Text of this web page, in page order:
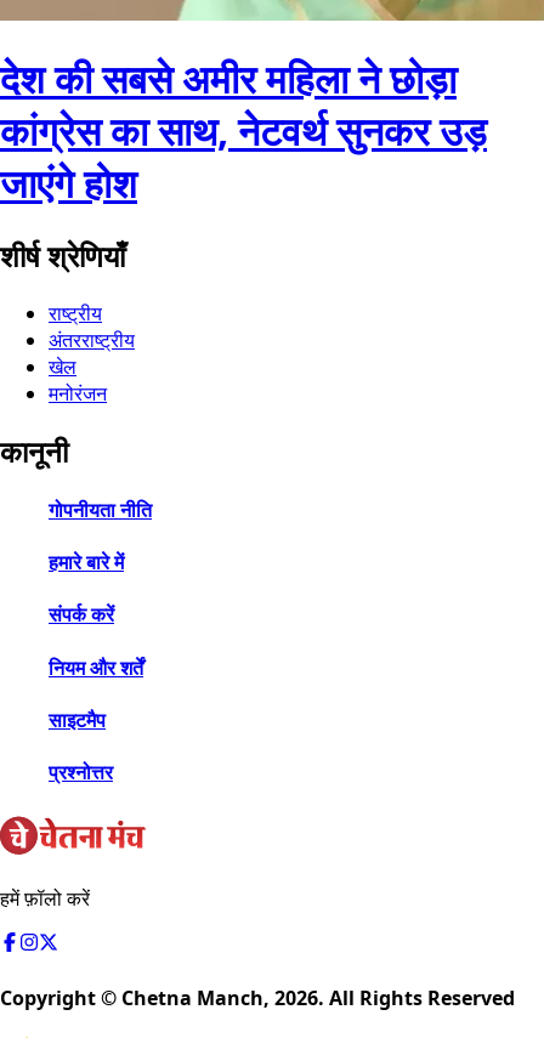
देश की सबसे अमीर महिला ने छोड़ा
कांग्रेस का साथ, नेटवर्थ सुनकर उड़
जाएंगे होश
शीर्ष श्रेणियाँ
राष्ट्रीय
अंतरराष्ट्रीय
खेल
मनोरंजन
कानूनी
गोपनीयता नीति
हमारे बारे में
संपर्क करें
नियम और शर्तें
साइटमैप
प्रश्नोत्तर
हमें फ़ॉलो करें
Copyright © Chetna Manch, 2026. All Rights Reserved